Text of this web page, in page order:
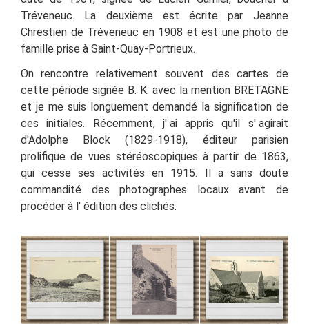
Tréveneuc. La deuxième est écrite par Jeanne
Chrestien de Tréveneuc en 1908 et est une photo de
famille prise à Saint-Quay-Portrieux.
On rencontre relativement souvent des cartes de
cette période signée B. K. avec la mention BRETAGNE
et je me suis longuement demandé la signification de
ces initiales. Récemment, j' ai appris qu'il s' agirait
d'Adolphe Block (1829-1918), éditeur parisien
prolifique de vues stéréoscopiques à partir de 1863,
qui cesse ses activités en 1915. Il a sans doute
commandité des photographes locaux avant de
procéder à l' édition des clichés.